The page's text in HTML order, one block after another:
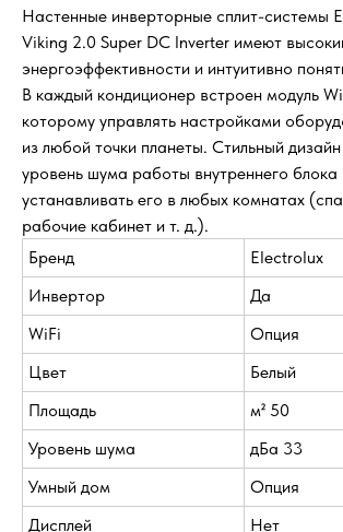
Настенные инверторные сплит-системы
Viking 2.0 Super DC Inverter имеют
энергоэффективности и интуитивно
В каждый кондиционер встроен модуль
которому управлять настройками
из любой точки планеты. Стильный
уровень шума работы внутреннего блока
устанавливать его в любых комнатах
рабочие кабинет и т. д.).
Бренд
Electrolux
Инвертор
Да
WiFi
Опция
Цвет
Белый
Площадь
м² 50
Уровень шума
дБа 33
Умный дом
Опция
Дисплей
Нет